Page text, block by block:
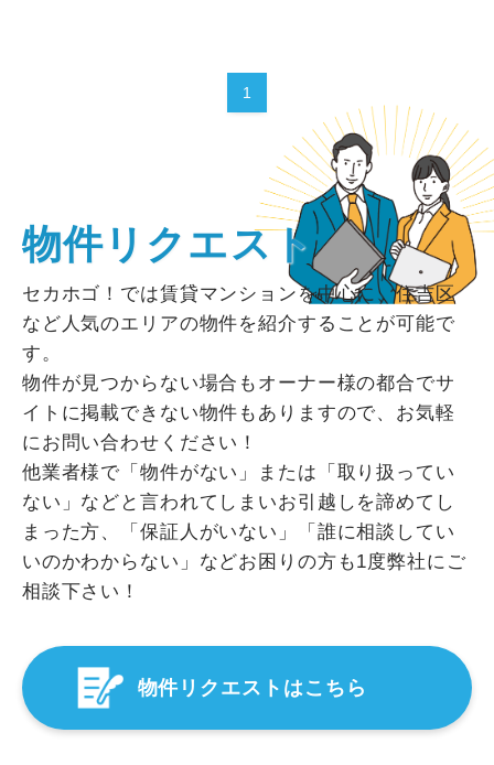
1
物件リクエスト
セカホゴ！では賃貸マンションを中心に、住吉区
など人気のエリアの物件を紹介することが可能で
す。
物件が見つからない場合もオーナー様の都合でサ
イトに掲載できない物件もありますので、お気軽
にお問い合わせください！
他業者様で「物件がない」または「取り扱ってい
ない」などと言われてしまいお引越しを諦めてし
まった方、「保証人がいない」「誰に相談してい
いのかわからない」などお困りの方も1度弊社にご
相談下さい！
物件リクエストはこちら